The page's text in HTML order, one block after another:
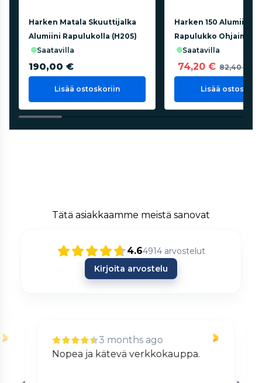
Harken Matala Skuuttijalka
Alumiini Rapulukolla (H205)
saatavilla
190,00 €
Lisää ostoskoriin
Harken 150 Alumiini
Rapulukko Ohjaimella
saatavilla
74,20 € 82,40 €
Lisää
Tätä asiakkaamme meistä sanovat
4.64914 arvostelut
Kirjoita arvostelu
3 months ago
Nopea ja kätevä verkkokauppa.